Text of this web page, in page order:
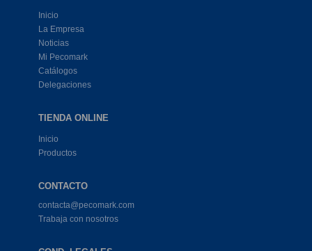
Inicio
La Empresa
Noticias
Mi Pecomark
Catálogos
Delegaciones
TIENDA ONLINE
Inicio
Productos
CONTACTO
contacta@pecomark.com
Trabaja con nosotros